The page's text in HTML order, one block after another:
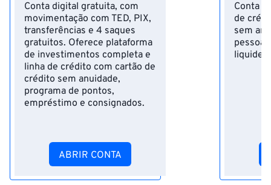
Conta digital gratuita, com
movimentação com TED, PIX,
transferências e 4 saques
gratuitos. Oferece plataforma
de investimentos completa e
linha de crédito com cartão de
crédito sem anuidade,
programa de pontos,
empréstimo e consignados.
ABRIR CONTA
Conta
de
sem
liquidez